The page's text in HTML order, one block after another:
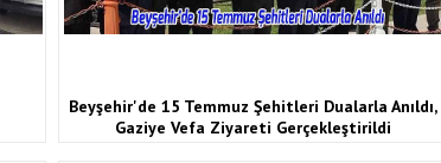
Beyşehir'de 15 Temmuz Şehitleri Dualarla Anıldı,
Gaziye Vefa Ziyareti Gerçekleştirildi